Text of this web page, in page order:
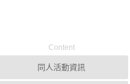
Content
同人活動資訊